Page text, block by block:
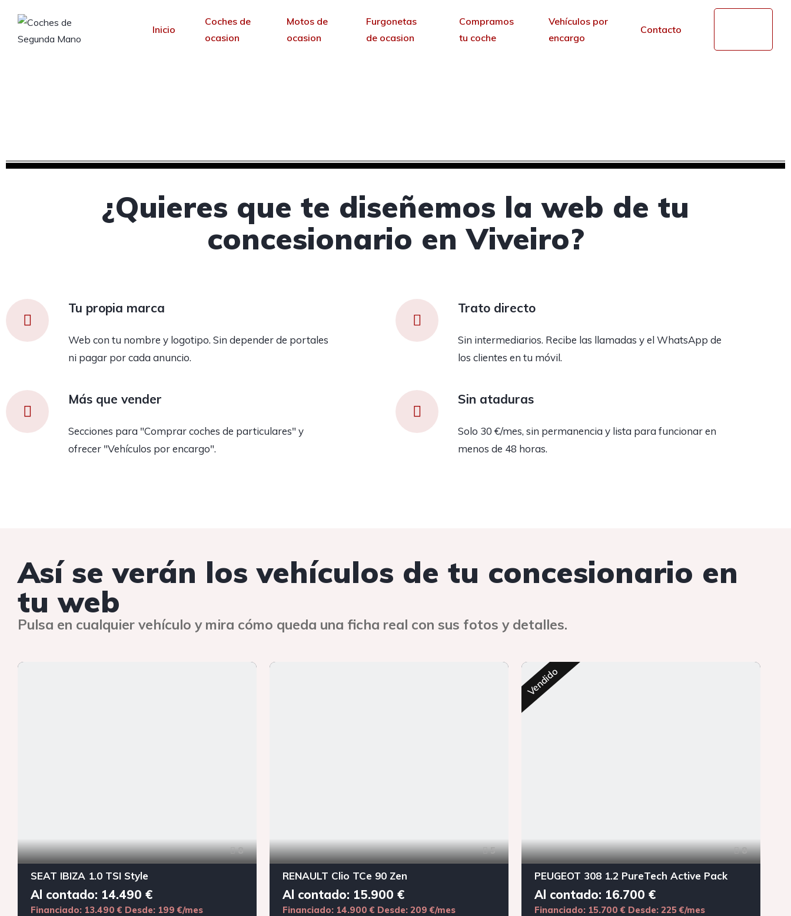
Inicio
Coches de
ocasion
Motos de
ocasion
Furgonetas
de ocasion
Compramos
tu coche
Vehículos por
encargo
Contacto
¿Quieres que te diseñemos la web de tu
concesionario en Viveiro?
Tu propia marca
Web con tu nombre y logotipo. Sin depender de portales
ni pagar por cada anuncio.
Trato directo
Sin intermediarios. Recibe las llamadas y el WhatsApp de
los clientes en tu móvil.
Más que vender
Secciones para "Comprar coches de particulares" y
ofrecer "Vehículos por encargo".
Sin ataduras
Solo 30 €/mes, sin permanencia y lista para funcionar en
menos de 48 horas.
Así se verán los vehículos de tu concesionario en
tu web
Pulsa en cualquier vehículo y mira cómo queda una ficha real con sus fotos y detalles.
8
SEAT IBIZA 1.0 TSI Style
Al contado: 14.490 €
Financiado: 13.490 € Desde: 199 €/mes
5
RENAULT Clio TCe 90 Zen
Al contado: 15.900 €
Financiado: 14.900 € Desde: 209 €/mes
Vendido
8
PEUGEOT 308 1.2 PureTech Active Pack
Al contado: 16.700 €
Financiado: 15.700 € Desde: 225 €/mes